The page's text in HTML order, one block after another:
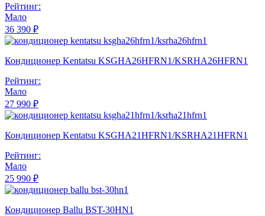
Рейтинг:
Мало
36 390 ₽
Кондиционер Kentatsu KSGHA26HFRN1/KSRHA26HFRN1
Рейтинг:
Мало
27 990 ₽
Кондиционер Kentatsu KSGHA21HFRN1/KSRHA21HFRN1
Рейтинг:
Мало
25 990 ₽
Кондиционер Ballu BST-30HN1